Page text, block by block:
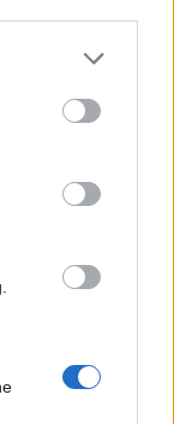
more Google
may click to
party tags to
below Google